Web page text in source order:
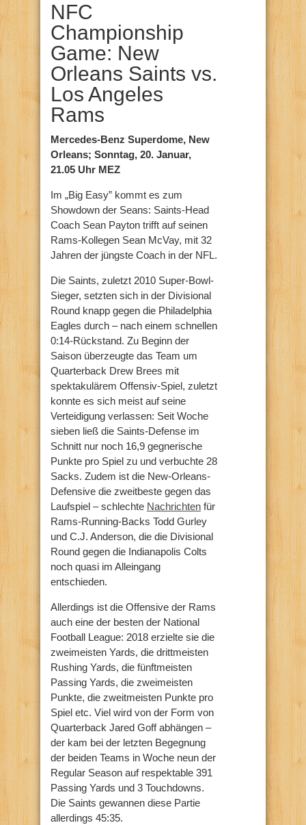
NFC
Championship
Game: New
Orleans Saints vs.
Los Angeles
Rams
Mercedes-Benz Superdome, New
Orleans; Sonntag, 20. Januar,
21.05 Uhr MEZ
Im „Big Easy” kommt es zum
Showdown der Seans: Saints-Head
Coach Sean Payton trifft auf seinen
Rams-Kollegen Sean McVay, mit 32
Jahren der jüngste Coach in der NFL.
Die Saints, zuletzt 2010 Super-Bowl-
Sieger, setzten sich in der Divisional
Round knapp gegen die Philadelphia
Eagles durch – nach einem schnellen
0:14-Rückstand. Zu Beginn der
Saison überzeugte das Team um
Quarterback Drew Brees mit
spektakulärem Offensiv-Spiel, zuletzt
konnte es sich meist auf seine
Verteidigung verlassen: Seit Woche
sieben ließ die Saints-Defense im
Schnitt nur noch 16,9 gegnerische
Punkte pro Spiel zu und verbuchte 28
Sacks. Zudem ist die New-Orleans-
Defensive die zweitbeste gegen das
Laufspiel – schlechte Nachrichten für
Rams-Running-Backs Todd Gurley
und C.J. Anderson, die die Divisional
Round gegen die Indianapolis Colts
noch quasi im Alleingang
entschieden.
Allerdings ist die Offensive der Rams
auch eine der besten der National
Football League: 2018 erzielte sie die
zweimeisten Yards, die drittmeisten
Rushing Yards, die fünftmeisten
Passing Yards, die zweimeisten
Punkte, die zweitmeisten Punkte pro
Spiel etc. Viel wird von der Form von
Quarterback Jared Goff abhängen –
der kam bei der letzten Begegnung
der beiden Teams in Woche neun der
Regular Season auf respektable 391
Passing Yards und 3 Touchdowns.
Die Saints gewannen diese Partie
allerdings 45:35.